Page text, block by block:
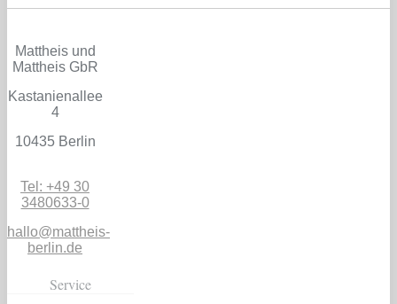
Mattheis und
Mattheis GbR
Kastanienallee
4
10435 Berlin
Tel: +49 30
3480633-0
hallo@mattheis-
berlin.de
Service